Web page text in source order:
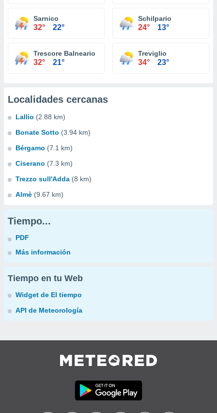
Sarnico
32° 22°
Schilpario
24° 13°
Trescore Balneario
32° 21°
Treviglio
34° 23°
Localidades cercanas
Lallio (2.88 km)
Bonate Sotto (3.94 km)
Bérgamo (7.1 km)
Ciserano (7.3 km)
Trezzo sull'Adda (8 km)
Almè (9.67 km)
Tiempo...
PDF
Más información
Tiempo en tu Web
Widget de El tiempo
API de Meteorología